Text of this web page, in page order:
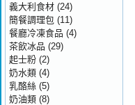
義大利食材 (24)
簡餐調理包 (11)
餐廳冷凍食品 (4)
茶飲冰品 (29)
起士粉 (2)
奶水類 (4)
乳酪絲 (5)
奶油類 (8)